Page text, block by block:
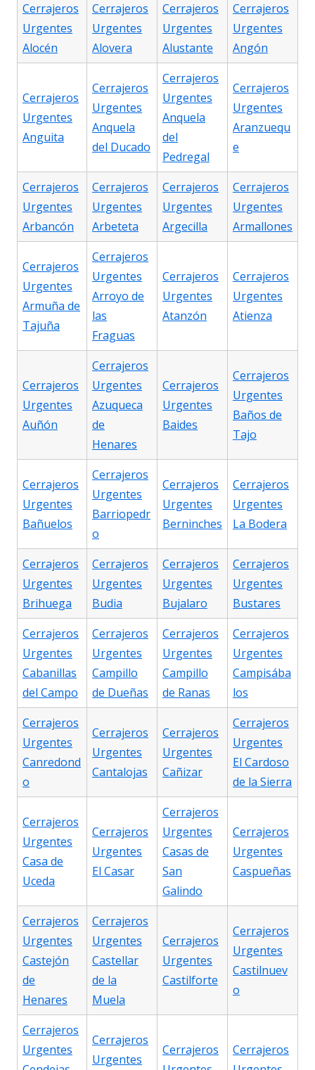
Cerrajeros
Urgentes
Alocén
Cerrajeros
Urgentes
Alovera
Cerrajeros
Urgentes
Alustante
Cerrajeros
Urgentes
Angón
Cerrajeros
Urgentes
Anguita
Cerrajeros
Urgentes
Anquela
del Ducado
Cerrajeros
Urgentes
Anquela
del
Pedregal
Cerrajeros
Urgentes
Aranzuequ
e
Cerrajeros
Urgentes
Arbancón
Cerrajeros
Urgentes
Arbeteta
Cerrajeros
Urgentes
Argecilla
Cerrajeros
Urgentes
Armallones
Cerrajeros
Urgentes
Armuña de
Tajuña
Cerrajeros
Urgentes
Arroyo de
las
Fraguas
Cerrajeros
Urgentes
Atanzón
Cerrajeros
Urgentes
Atienza
Cerrajeros
Urgentes
Auñón
Cerrajeros
Urgentes
Azuqueca
de
Henares
Cerrajeros
Urgentes
Baides
Cerrajeros
Urgentes
Baños de
Tajo
Cerrajeros
Urgentes
Bañuelos
Cerrajeros
Urgentes
Barriopedr
o
Cerrajeros
Urgentes
Berninches
Cerrajeros
Urgentes
La Bodera
Cerrajeros
Urgentes
Brihuega
Cerrajeros
Urgentes
Budia
Cerrajeros
Urgentes
Bujalaro
Cerrajeros
Urgentes
Bustares
Cerrajeros
Urgentes
Cabanillas
del Campo
Cerrajeros
Urgentes
Campillo
de Dueñas
Cerrajeros
Urgentes
Campillo
de Ranas
Cerrajeros
Urgentes
Campisába
los
Cerrajeros
Urgentes
Canredond
o
Cerrajeros
Urgentes
Cantalojas
Cerrajeros
Urgentes
Cañizar
Cerrajeros
Urgentes
El Cardoso
de la Sierra
Cerrajeros
Urgentes
Casa de
Uceda
Cerrajeros
Urgentes
El Casar
Cerrajeros
Urgentes
Casas de
San
Galindo
Cerrajeros
Urgentes
Caspueñas
Cerrajeros
Urgentes
Castejón
de
Henares
Cerrajeros
Urgentes
Castellar
de la
Muela
Cerrajeros
Urgentes
Castilforte
Cerrajeros
Urgentes
Castilnuev
o
Cerrajeros
Urgentes
Cerrajeros
Urgentes
Cerrajeros
Cerrajeros